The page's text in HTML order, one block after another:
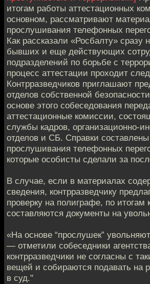
итогам работы аттестационных
основном, рассматривают
прослушивания телефонных
Как рассказали «Росбалту» сразу
бывших и еще действующих
подразделений по борьбе с
процесс аттестации проходит
Контрразведчиков приглашают
отделов собственной
основе этого собеседования
аттестационные комиссии,
службы кадров, организационно-
отделов и СБ. Справки
прослушивания телефонных
которые особисты сделали за
В случае, если в материалах
сведения, контрразведчику
проверку на полиграфе, по итогам
составляются документы на
«На основе “прослушек”
— отметили собеседники
контрразведчики не согласны с
вещей и собираются подавать на
в суд."